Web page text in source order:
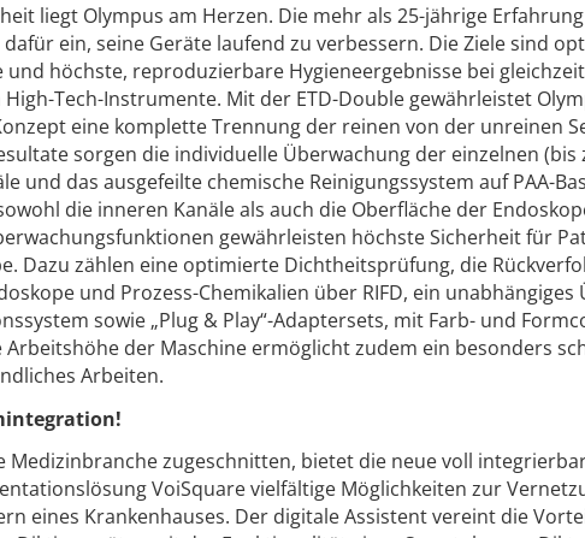
liegt Olympus am Herzen. Die mehr als 25-jährige
ein, seine Geräte laufend zu verbessern. Die Ziele sind
und höchste, reproduzierbare Hygieneergebnisse bei
Tech-Instrumente. Mit der ETD-Double gewährleistet
eine komplette Trennung der reinen von der unreinen
sorgen die individuelle Überwachung der einzelnen (bis
und das ausgefeilte chemische Reinigungssystem auf PAA-
die inneren Kanäle als auch die Oberfläche der
gewährleisten höchste Sicherheit für
Dazu zählen eine optimierte Dichtheitsprüfung, die
und Prozess-Chemikalien über RIFD, ein
sowie „Plug & Play“-Adaptersets, mit Farb- und
der Maschine ermöglicht zudem ein besonders
Arbeiten.
Medizinbranche zugeschnitten, bietet die neue voll
VoiSquare vielfältige Möglichkeiten zur
eines Krankenhauses. Der digitale Assistent vereint die